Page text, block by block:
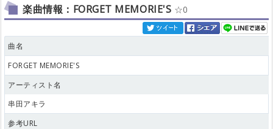
楽曲情報：FORGET MEMORIE'S 0
曲名
FORGET MEMORIE'S
アーティスト名
串田アキラ
参考URL